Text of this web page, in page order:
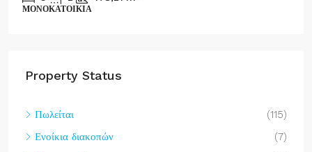
ΜΟΝΟΚΑΤΟΙΚΊΑ
Property Status
Πωλείται
(115)
Ενοίκια διακοπών
(7)